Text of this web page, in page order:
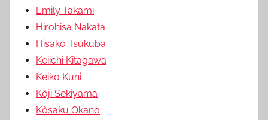
Emily Takami
Hirohisa Nakata
Hisako Tsukuba
Keiichi Kitagawa
Keiko Kuni
Kôji Sekiyama
Kôsaku Okano